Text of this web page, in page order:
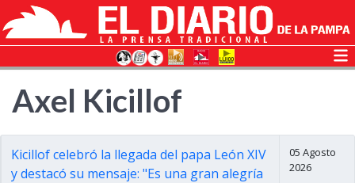
Axel Kicillof
Kicillof celebró la llegada del papa León XIV
y destacó su mensaje: "Es una gran alegría
05 Agosto
2026